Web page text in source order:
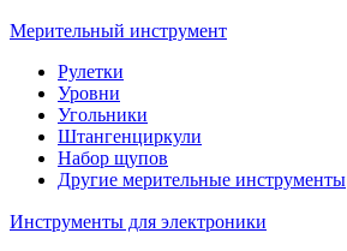
Мерительный инструмент
Рулетки
Уровни
Угольники
Штангенциркули
Набор щупов
Другие мерительные инструменты
Инструменты для электроники